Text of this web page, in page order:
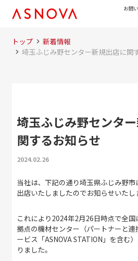
お問
トップ
新着情報
埼玉ふじみ野センター新規出店に関
埼玉ふじみ野センタ
関するお知らせ
2024.02.26
当社は、下記の通り埼玉県ふじみ野
出店いたしましたのでお知らせいたし
これにより2024年2月26日時点で全
拠点の機材センター（パートナーと
ービス「ASNOVA STATION」を含む
りました。